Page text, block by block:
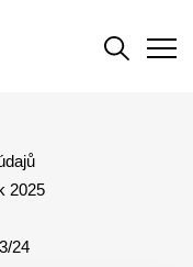
2025
24